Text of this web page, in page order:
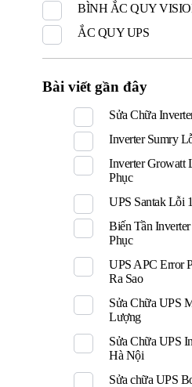
BÌNH ẮC QUY
ẮC QUY UPS
Bài viết gần đây
Sửa Chữa
Inverter Sumry
Inverter Growatt
Phục
UPS Santak Lỗi
Biến Tần
Phục
UPS APC Error
Ra Sao
Sửa Chữa UPS
Lượng
Sửa Chữa UPS
Hà Nội
Sửa chữa UPS